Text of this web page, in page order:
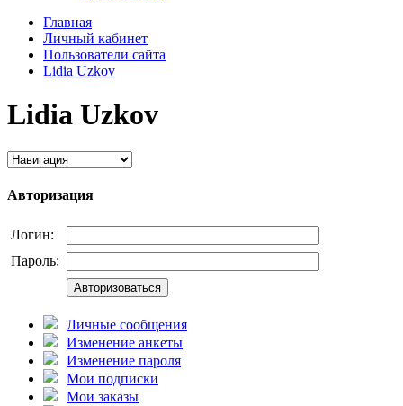
Главная
Личный кабинет
Пользователи сайта
Lidia Uzkov
Lidia Uzkov
Авторизация
Логин:
Пароль:
Авторизоваться
Личные сообщения
Изменение анкеты
Изменение пароля
Мои подписки
Мои заказы